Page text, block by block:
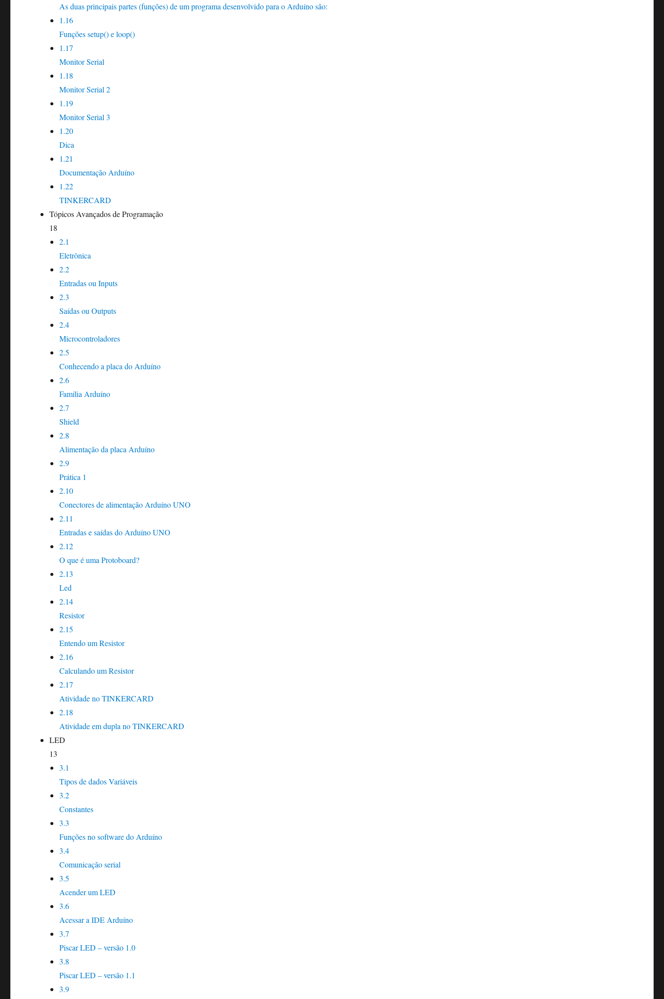
As duas principais partes (funções) de um programa desenvolvido para o Arduíno são:
1.16
Funções setup() e loop()
1.17
Monitor Serial
1.18
Monitor Serial 2
1.19
Monitor Serial 3
1.20
Dica
1.21
Documentação Arduíno
1.22
TINKERCARD
Tópicos Avançados de Programação
18
2.1
Eletrônica
2.2
Entradas ou Inputs
2.3
Saídas ou Outputs
2.4
Microcontroladores
2.5
Conhecendo a placa do Arduíno
2.6
Família Arduíno
2.7
Shield
2.8
Alimentação da placa Arduíno
2.9
Prática 1
2.10
Conectores de alimentação Arduíno UNO
2.11
Entradas e saídas do Arduíno UNO
2.12
O que é uma Protoboard?
2.13
Led
2.14
Resistor
2.15
Entendo um Resistor
2.16
Calculando um Resistor
2.17
Atividade no TINKERCARD
2.18
Atividade em dupla no TINKERCARD
LED
13
3.1
Tipos de dados Variáveis
3.2
Constantes
3.3
Funções no software do Arduíno
3.4
Comunicação serial
3.5
Acender um LED
3.6
Acessar a IDE Arduíno
3.7
Piscar LED – versão 1.0
3.8
Piscar LED – versão 1.1
3.9